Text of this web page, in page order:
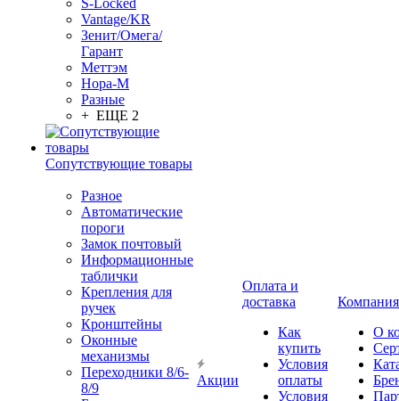
S-Locked
Vantage/KR
Зенит/Омега/
Гарант
Меттэм
Нора-М
Разные
+ ЕЩЕ 2
Сопутствующие товары
Разное
Автоматические
пороги
Замок почтовый
Информационные
таблички
Крепления для
ручек
Кронштейны
Оконные
механизмы
Переходники 8/6-
8/9
Акции
Оплата и
доставка
Как
купить
Условия
оплаты
Условия
Компания
О